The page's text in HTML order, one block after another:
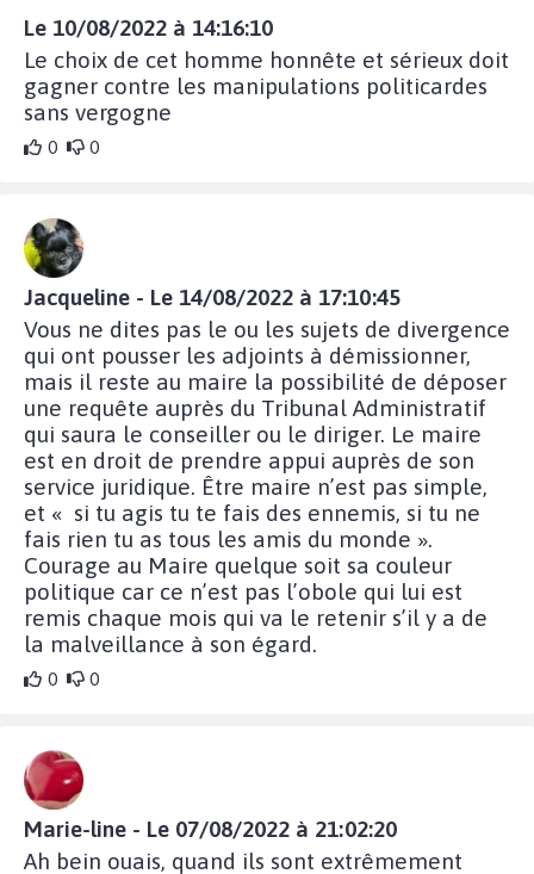
Le 10/08/2022 à 14:16:10
Le choix de cet homme honnête et sérieux doit
gagner contre les manipulations politicardes
sans vergogne
0 0
Jacqueline - Le 14/08/2022 à 17:10:45
Vous ne dites pas le ou les sujets de divergence
qui ont pousser les adjoints à démissionner,
mais il reste au maire la possibilité de déposer
une requête auprès du Tribunal Administratif
qui saura le conseiller ou le diriger. Le maire
est en droit de prendre appui auprès de son
service juridique. Être maire n’est pas simple,
et « si tu agis tu te fais des ennemis, si tu ne
fais rien tu as tous les amis du monde ».
Courage au Maire quelque soit sa couleur
politique car ce n’est pas l’obole qui lui est
remis chaque mois qui va le retenir s’il y a de
la malveillance à son égard.
0 0
Marie-line - Le 07/08/2022 à 21:02:20
Ah bein ouais, quand ils sont extrêmement